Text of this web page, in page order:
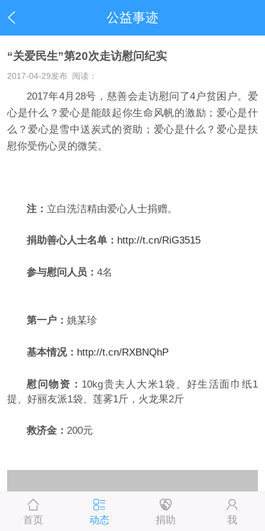
公益事迹
“关爱民生”第20次走访慰问纪实
2017-04-29发布 阅读：
2017年4月28号，慈善会走访慰问了4户贫困户。爱
心是什么？爱心是能鼓起你生命风帆的激励；爱心是什
么？爱心是雪中送炭式的资助；爱心是什么？爱心是扶
慰你受伤心灵的微笑。
注： 立白洗洁精由爱心人士捐赠。
捐助善心人士名单： http://t.cn/RiG3515
参与慰问人员：4名
第一户：姚某珍
基本情况： http://t.cn/RXBNQhP
慰问物资： 10kg贵夫人大米1袋、好生活面巾纸1
提、好丽友派1袋、莲雾1斤，火龙果2斤
救济金：200元
首页 动态 捐助 我